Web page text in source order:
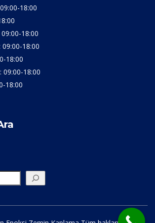
18:00
09:00-18:00
09:00-18:00
18:00
: 09:00-18:00
18:00